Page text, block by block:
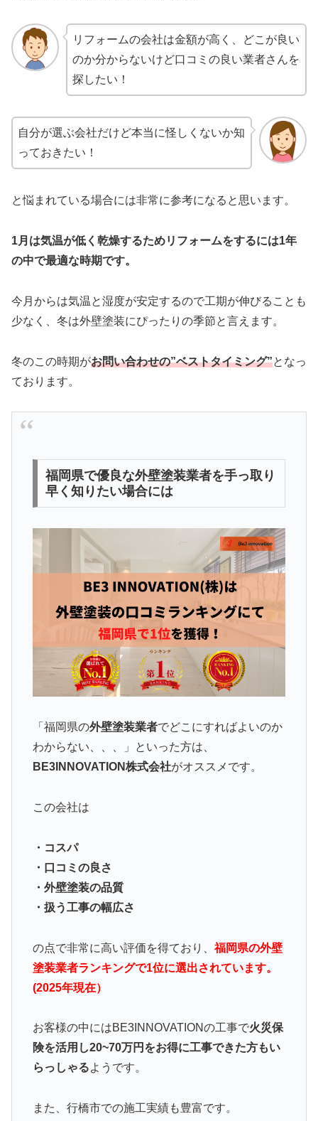
リフォームの会社は金額が高く、どこが良い
のか分からないけど口コミの良い業者さんを
探したい！
自分が選ぶ会社だけど本当に怪しくないか知
っておきたい！
と悩まれている場合には非常に参考になると思います。
1月は気温が低く乾燥するためリフォームをするには1年
の中で最適な時期です。
今月からは気温と湿度が安定するので工期が伸びることも
少なく、冬は外壁塗装にぴったりの季節と言えます。
冬のこの時期がお問い合わせの”ベストタイミング”となっ
ております。
福岡県で優良な外壁塗装業者を手っ取り
早く知りたい場合には
「福岡県の外壁塗装業者でどこにすればよいのか
わからない、、、」といった方は、
BE3INNOVATION株式会社がオススメです。
この会社は
・コスパ
・口コミの良さ
・外壁塗装の品質
・扱う工事の幅広さ
の点で非常に高い評価を得ており、福岡県の外壁
塗装業者ランキングで1位に選出されています。
(2025年現在）
お客様の中にはBE3INNOVATIONの工事で火災保
険を活用し20~70万円をお得に工事できた方もい
らっしゃるようです。
また、行橋市での施工実績も豊富です。